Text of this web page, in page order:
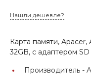
Нашли дешевле?
Карта памяти, Apacer,
32GB, с адаптером SD
Производитель -